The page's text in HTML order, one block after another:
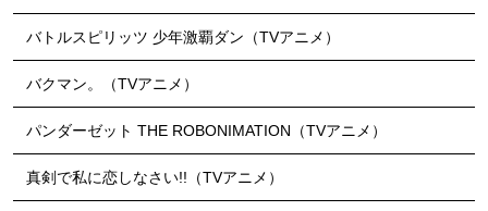
バトルスピリッツ 少年激覇ダン（TVアニメ）
バクマン。（TVアニメ）
パンダーゼット THE ROBONIMATION（TVアニメ）
真剣で私に恋しなさい!!（TVアニメ）